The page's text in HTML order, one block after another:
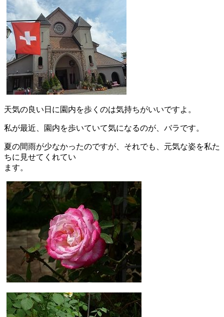
天気の良い日に園内を歩くのは気持ちがいいですよ。
私が最近、園内を歩いていて気になるのが、バラです。
夏の間雨が少なかったのですが、それでも、元気な姿を私た
ちに見せてくれてい
ます。